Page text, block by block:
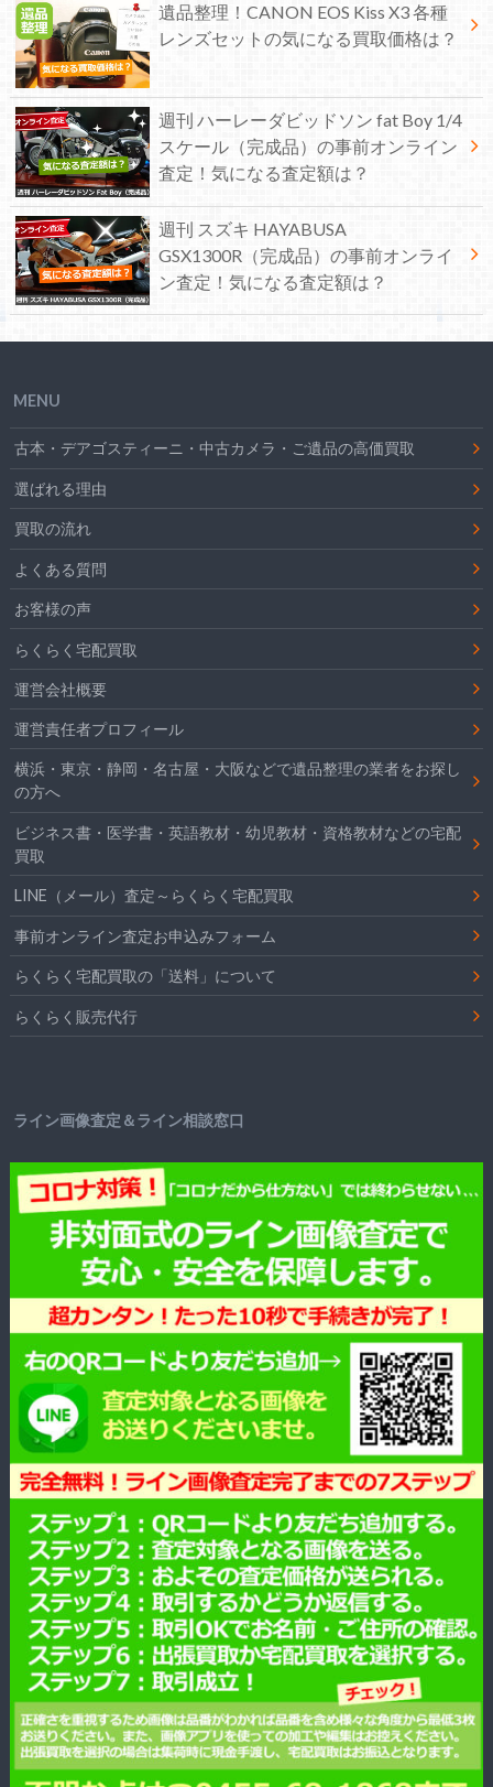
遺品整理！CANON EOS Kiss X3 各種
レンズセットの気になる買取価格は？
週刊 ハーレーダビッドソン fat Boy 1/4
スケール（完成品）の事前オンライン
査定！気になる査定額は？
週刊 スズキ HAYABUSA
GSX1300R（完成品）の事前オンライ
ン査定！気になる査定額は？
MENU
古本・デアゴスティーニ・中古カメラ・ご遺品の高価買取
選ばれる理由
買取の流れ
よくある質問
お客様の声
らくらく宅配買取
運営会社概要
運営責任者プロフィール
横浜・東京・静岡・名古屋・大阪などで遺品整理の業者をお探し
の方へ
ビジネス書・医学書・英語教材・幼児教材・資格教材などの宅配
買取
LINE（メール）査定～らくらく宅配買取
事前オンライン査定お申込みフォーム
らくらく宅配買取の「送料」について
らくらく販売代行
ライン画像査定＆ライン相談窓口